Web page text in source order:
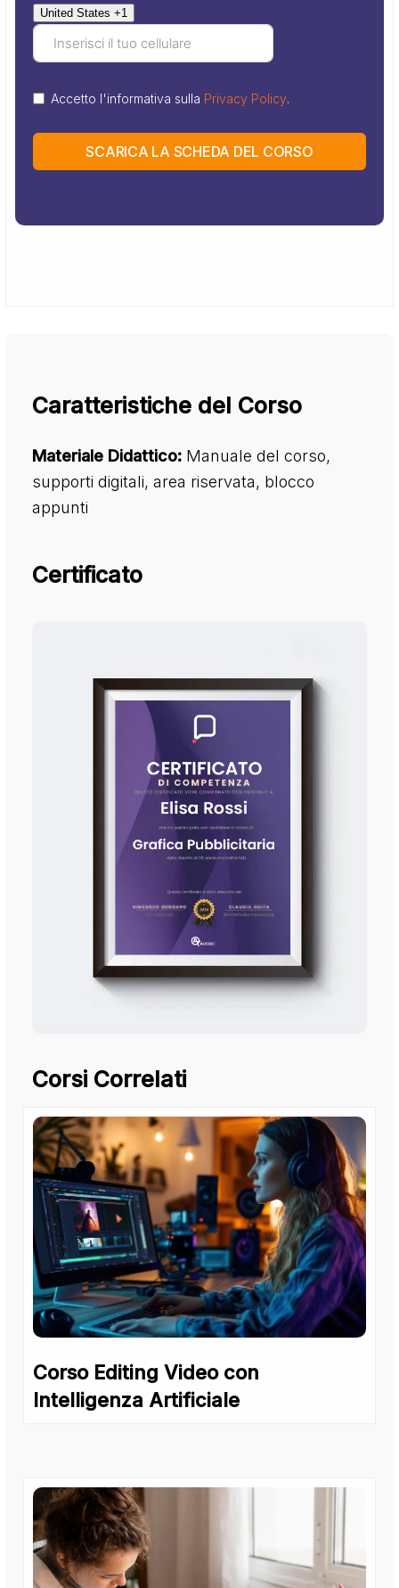
United States +1
Accetto l'informativa sulla Privacy Policy.
SCARICA LA SCHEDA DEL CORSO
Caratteristiche del Corso
Materiale Didattico: Manuale del corso,
supporti digitali, area riservata, blocco
appunti
Certificato
Corsi Correlati
Corso Editing Video con
Intelligenza Artificiale